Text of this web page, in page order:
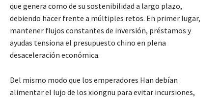
que genera como de su sostenibilidad a largo plazo,
debiendo hacer frente a múltiples retos. En primer lugar,
mantener flujos constantes de inversión, préstamos y
ayudas tensiona el presupuesto chino en plena
desaceleración económica.
Del mismo modo que los emperadores Han debían
alimentar el lujo de los xiongnu para evitar incursiones,